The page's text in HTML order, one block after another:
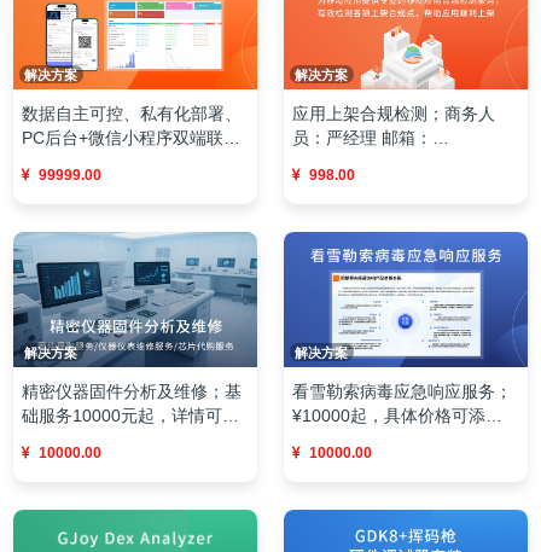
解决方案
数据自主可控、私有化部署、
PC后台+微信小程序双端联
决方案。
99999.00
解决方案
应用上架合规检测；商务人
员：严经理 邮箱：
998.00
解决方案
精密仪器固件分析及维修；基
础服务10000元起，详情可添
10000.00
解决方案
看雪勒索病毒应急响应服务；
¥10000起，具体价格可添加
专业团队|15分钟极速响应
10000.00